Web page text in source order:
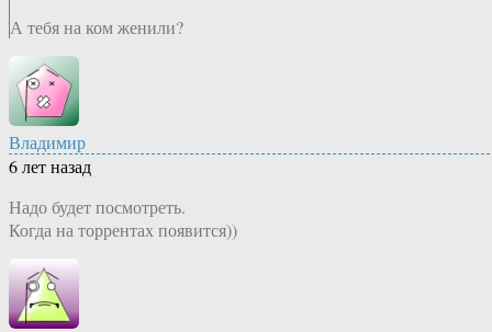
А тебя на ком женили?
Владимир
6 лет назад
Надо будет посмотреть.
Когда на торрентах появится))